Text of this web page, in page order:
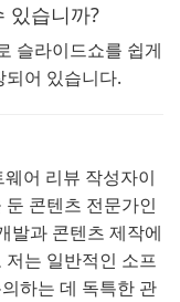
있습니까?
슬라이드쇼를 쉽게
어 있습니다.
어 리뷰 작성자이
콘텐츠 전문가인
발과 콘텐츠 제작에
는 일반적인 소프
하는 데 독특한 관